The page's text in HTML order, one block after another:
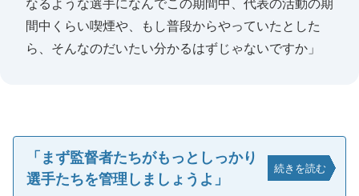
なるような選手になんでこの期間中、代表の活動の期
間中くらい喫煙や、もし普段からやっていたとした
ら、そんなのだいたい分かるはずじゃないですか」
「まず監督者たちがもっとしっかり
選手たちを管理しましょうよ」
続きを読む